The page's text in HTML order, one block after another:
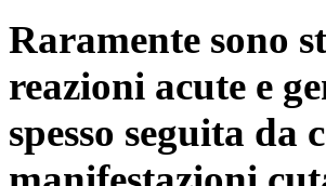
Raramente sono
reazioni acute e
spesso seguita da